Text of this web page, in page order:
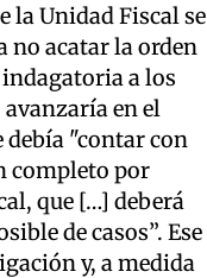
la Unidad Fiscal se
no acatar la orden
a los
avanzaría en el
debía "contar con
completo por
que […] deberá
de casos”. Ese
y, a medida